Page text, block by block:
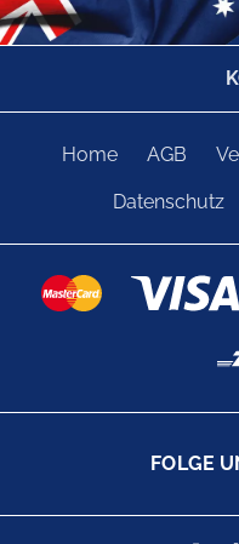
Home AGB
Datenschutz
FOLGE